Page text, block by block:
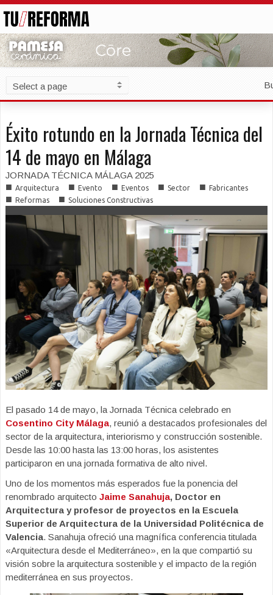
Éxito rotundo en la Jornada Técnica del
14 de mayo en Málaga
JORNADA TÉCNICA MÁLAGA 2025
■ Arquitectura ■ Evento ■ Eventos ■ Sector ■ Fabricantes
■ Reformas ■ Soluciones Constructivas
El pasado 14 de mayo, la Jornada Técnica celebrado en
Cosentino City Málaga, reunió a destacados profesionales del
sector de la arquitectura, interiorismo y construcción sostenible.
Desde las 10:00 hasta las 13:00 horas, los asistentes
participaron en una jornada formativa de alto nivel.
Uno de los momentos más esperados fue la ponencia del
renombrado arquitecto Jaime Sanahuja, Doctor en
Arquitectura y profesor de proyectos en la Escuela
Superior de Arquitectura de la Universidad Politécnica de
Valencia. Sanahuja ofreció una magnífica conferencia titulada
«Arquitectura desde el Mediterráneo», en la que compartió su
visión sobre la arquitectura sostenible y el impacto de la región
mediterránea en sus proyectos.